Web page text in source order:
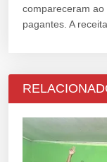
compareceram
pagantes. A